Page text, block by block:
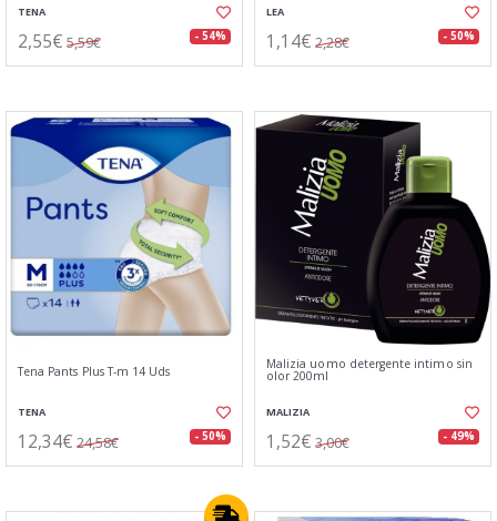
TENA
2,55€ 5,59€ - 54%
LEA
1,14€ 2,28€ - 50%
Tena Pants Plus T-m 14 Uds
TENA
12,34€ 24,58€ - 50%
Malizia uomo detergente intimo sin
olor 200ml
MALIZIA
1,52€ 3,00€ - 49%